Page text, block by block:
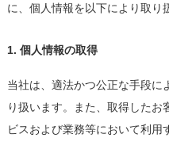
に、個人情報を以下により取り
1. 個人情報の取得
当社は、適法かつ公正な手段に
り扱います。また、取得した
ビスおよび業務等において利用